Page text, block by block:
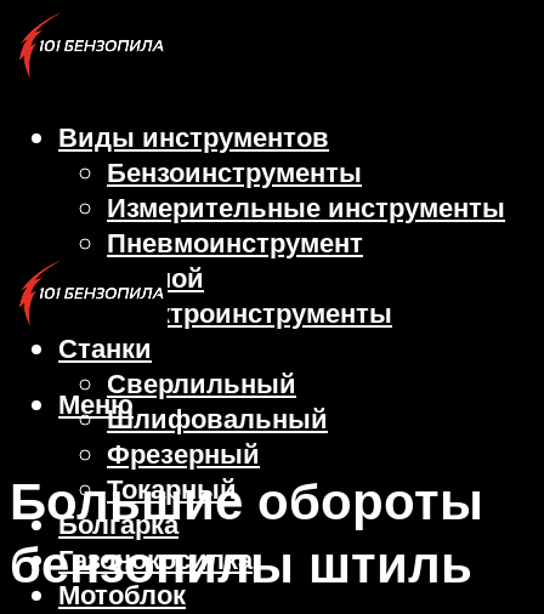
Виды инструментов
Бензоинструменты
Измерительные инструменты
Пневмоинструмент
Ручной
Электроинструменты
Станки
Сверлильный
Шлифовальный
Фрезерный
Токарный
Болгарка
Газонокосилка
Мотоблок
Меню
Большие обороты
бензопилы штиль